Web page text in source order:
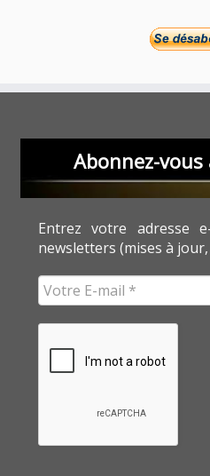
Abonnez-
Entrez votre adresse
newsletters (mises à